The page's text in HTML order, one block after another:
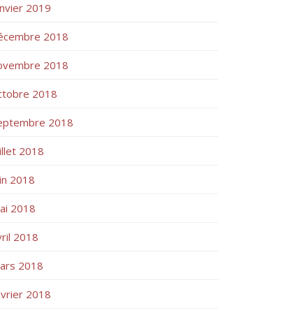
2019
2018
2018
2018
2018
2018
2018
2018
2018
2018
2018